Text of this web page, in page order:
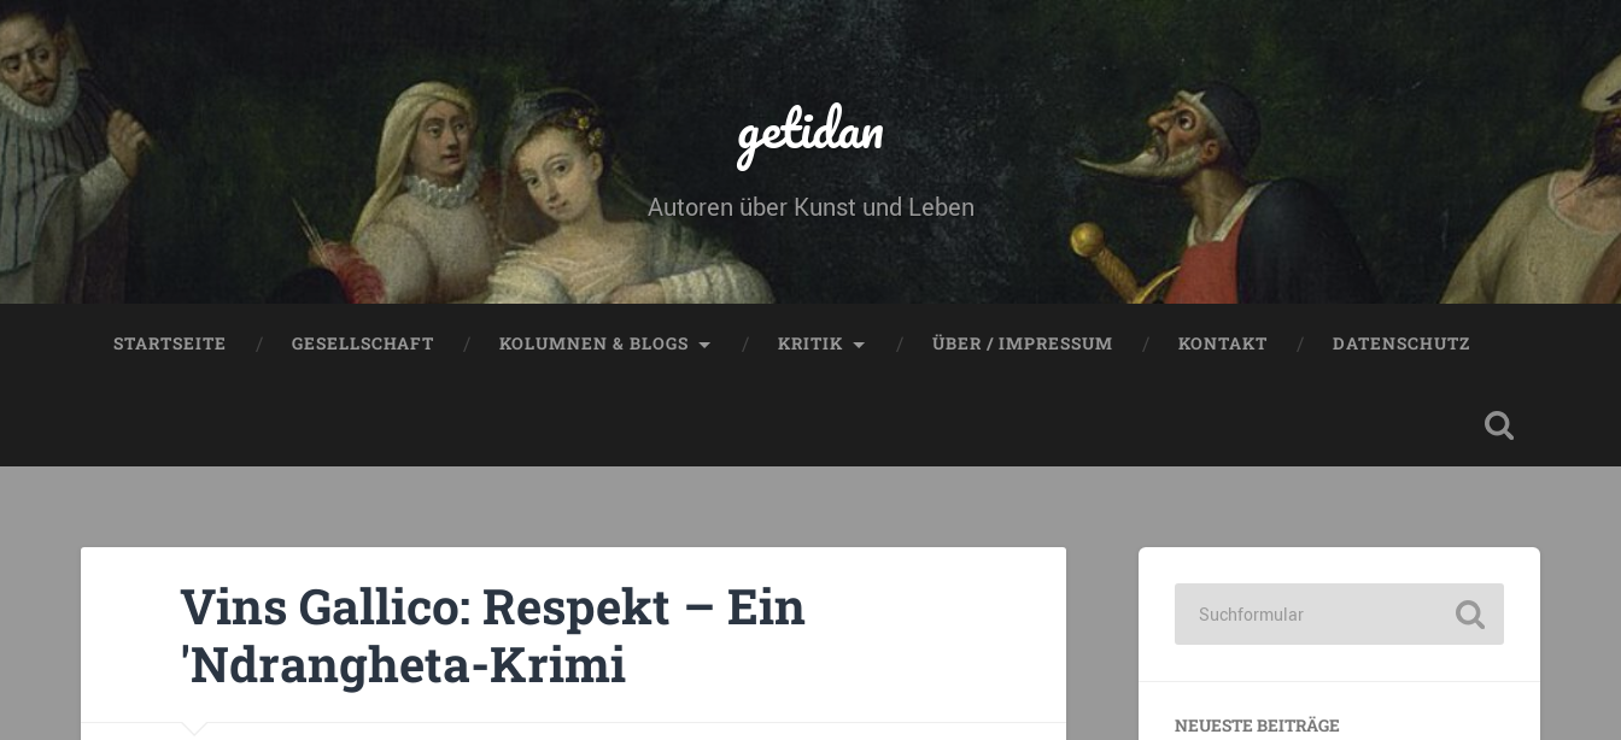
getidan
Autoren über Kunst und Leben
STARTSEITE GESELLSCHAFT KOLUMNEN & BLOGS KRITIK ÜBER / IMPRESSUM KONTAKT DATENSCHUTZ
Vins Gallico: Respekt – Ein
'Ndrangheta-Krimi
NEUESTE BEITRÄGE